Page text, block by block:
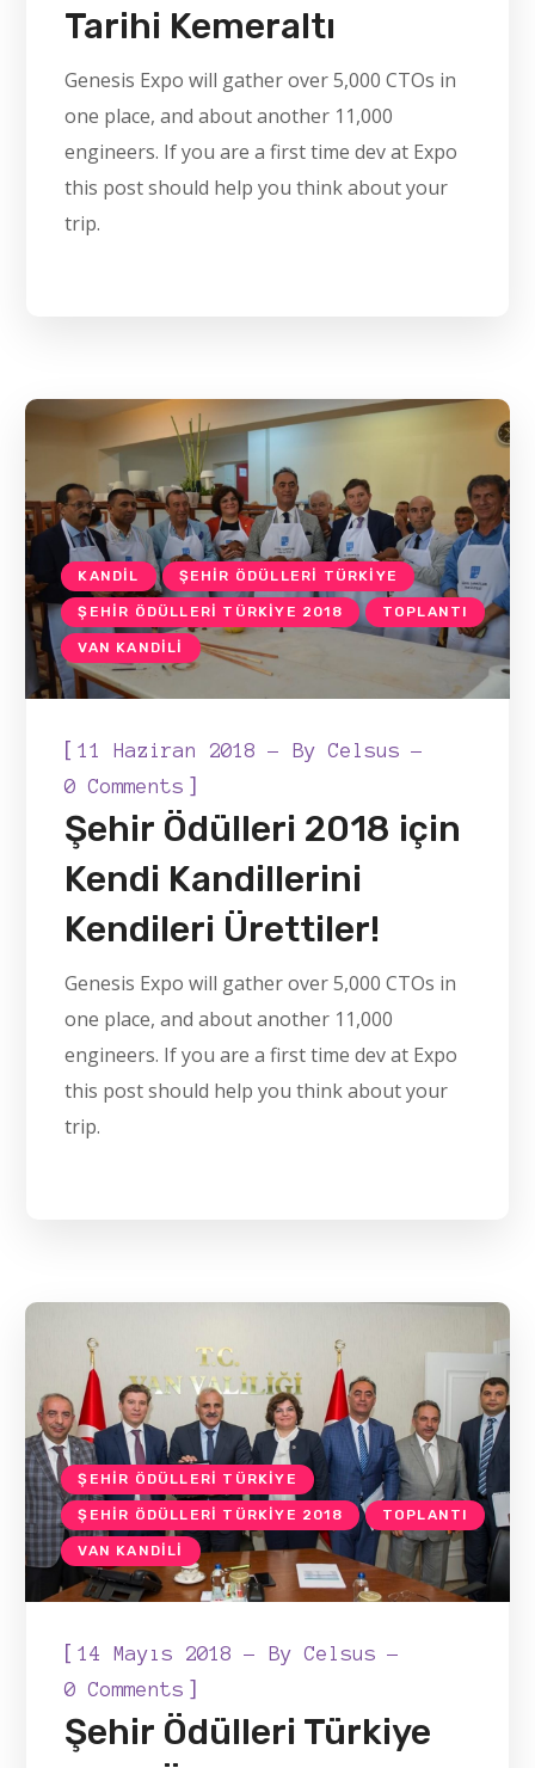
Tarihi Kemeraltı
Genesis Expo will gather over 5,000 CTOs in
one place, and about another 11,000
engineers. If you are a first time dev at Expo
this post should help you think about your
trip.
KANDIL ŞEHIR ÖDÜLLERI TÜRKIYE
ŞEHIR ÖDÜLLERI TÜRKIYE 2018 TOPLANTI
VAN KANDILI
[11 Haziran 2018 ByCelsus
0 Comments ]
Şehir Ödülleri 2018 için
Kendi Kandillerini
Kendileri Ürettiler!
Genesis Expo will gather over 5,000 CTOs in
one place, and about another 11,000
engineers. If you are a first time dev at Expo
this post should help you think about your
trip.
ŞEHIR ÖDÜLLERI TÜRKIYE
ŞEHIR ÖDÜLLERI TÜRKIYE 2018 TOPLANTI
VAN KANDILI
[14 Mayıs 2018 ByCelsus
0 Comments ]
Şehir Ödülleri Türkiye